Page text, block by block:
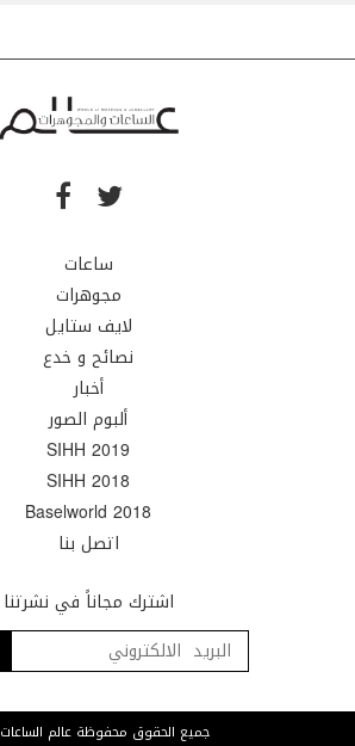
ساعات
مجوهرات
لايف ستايل
نصائح و خدع
أخبار
ألبوم الصور
SIHH 2019
SIHH 2018
Baselworld 2018
اتصل بنا
اشترك مجاناً في نشرتنا
جميع الحقوق محفوظة عالم الساعات 2026